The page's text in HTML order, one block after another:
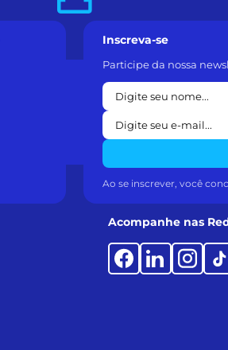
Inscreva-se
Participe da nossa
Ao se inscrever, você
Acompanhe nas